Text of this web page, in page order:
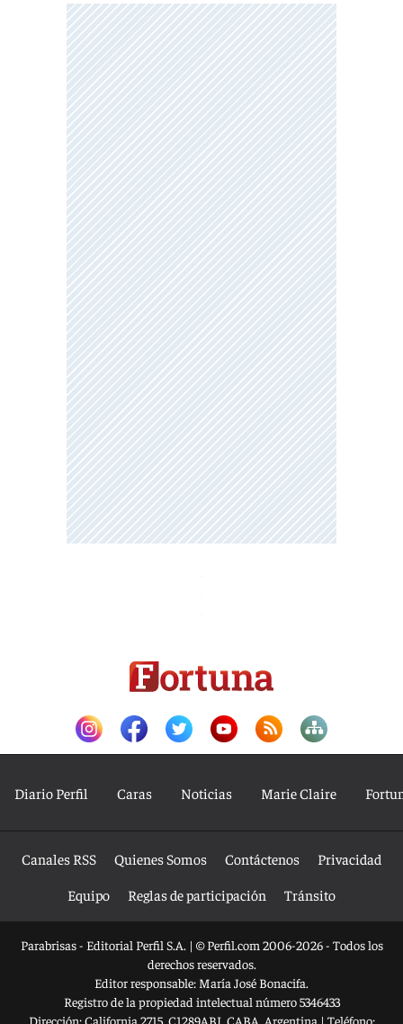
Diario Perfil Caras Noticias Marie Claire
Canales RSS Quienes Somos Contáctenos
Privacidad
Equipo
Reglas de participación Tránsito
Parabrisas - Editorial Perfil S.A. | © Perfil.com 2006-2026 - Todos los
derechos reservados.
Editor responsable: María José Bonacifa.
Registro de la propiedad intelectual número 5346433